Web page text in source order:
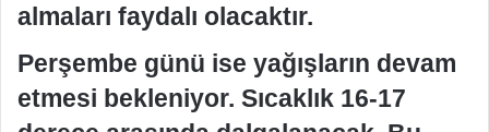
almaları faydalı olacaktır.
Perşembe günü ise yağışların devam
etmesi bekleniyor. Sıcaklık 16-17